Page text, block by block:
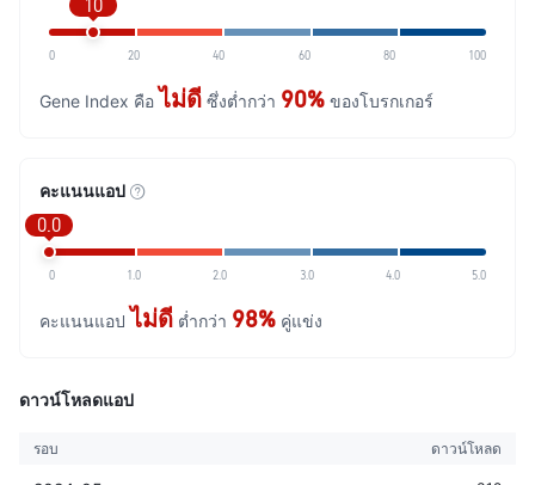
10
0 20 40 60 80 100
Gene Index คือ ไม่ดี ซึ่งต่ำกว่า 90% ของโบรกเกอร์
คะแนนแอป
0.0
0 1.0 2.0 3.0 4.0 5.0
คะแนนแอป ไม่ดี ต่ำกว่า 98% คู่แข่ง
ดาวน์โหลดแอป
รอบ ดาวน์โหลด